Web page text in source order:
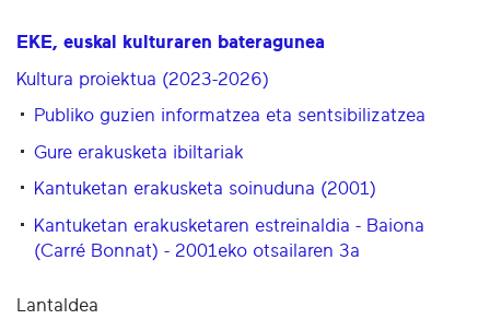
EKE, euskal kulturaren bateragunea
Kultura proiektua (2023-2026)
Publiko guzien informatzea eta sentsibilizatzea
Gure erakusketa ibiltariak
Kantuketan erakusketa soinuduna (2001)
Kantuketan erakusketaren estreinaldia - Baiona
(Carré Bonnat) - 2001eko otsailaren 3a
Lantaldea